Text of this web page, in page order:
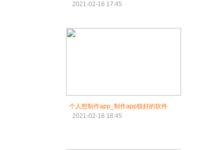
2021-02-16 17:45
个人想制作app_制作app较好的软件
2021-02-16 18:45